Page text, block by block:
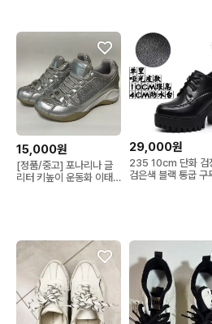
15,000원
[정품/중고] 포나리나 글
리터 키높이 운동화 이태
29,000원
235 10cm 단화 검
검은색 블랙 통굽 구